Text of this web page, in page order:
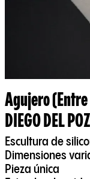
Agujero
DIEGO DEL
Escultura de
Dimensiones
Pieza única